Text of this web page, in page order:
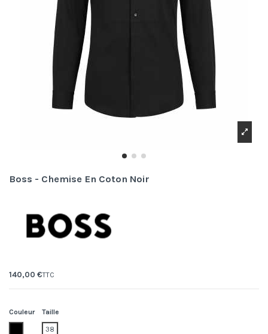
Boss - Chemise En Coton Noir
140,00 €TTC
Couleur
001.black
Taille
38